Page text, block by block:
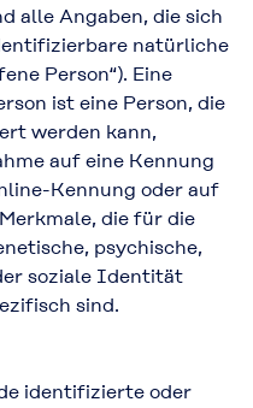
alle Angaben, die sich
natürliche
Person“). Eine
ist eine Person, die
werden kann,
auf eine Kennung
Kennung oder auf
die für die
psychische,
soziale Identität
sind.
identifizierte oder